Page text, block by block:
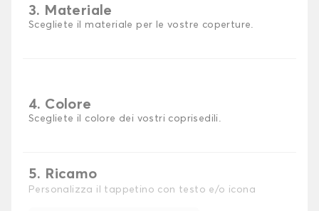
3. Materiale
Scegliete il materiale per le vostre coperture.
4. Colore
Scegliete il colore dei vostri coprisedili.
5. Ricamo
Personalizza il tappetino con testo e/o icona